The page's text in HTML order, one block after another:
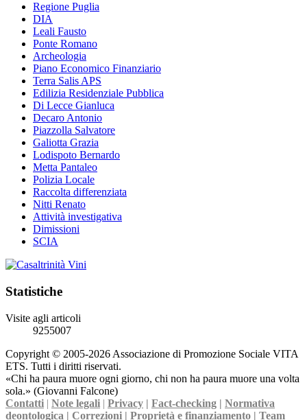
Regione Puglia
DIA
Leali Fausto
Ponte Romano
Archeologia
Piano Economico Finanziario
Terra Salis APS
Edilizia Residenziale Pubblica
Di Lecce Gianluca
Decaro Antonio
Piazzolla Salvatore
Galiotta Grazia
Lodispoto Bernardo
Metta Pantaleo
Polizia Locale
Raccolta differenziata
Nitti Renato
Attività investigativa
Dimissioni
SCIA
Statistiche
Visite agli articoli
9255007
Copyright © 2005-2026 Associazione di Promozione Sociale VITA
ETS. Tutti i diritti riservati.
«Chi ha paura muore ogni giorno, chi non ha paura muore una volta
sola.» (Giovanni Falcone)
Contatti | Note legali | Privacy | Fact-checking | Normativa
deontologica | Correzioni | Proprietà e finanziamento | Team